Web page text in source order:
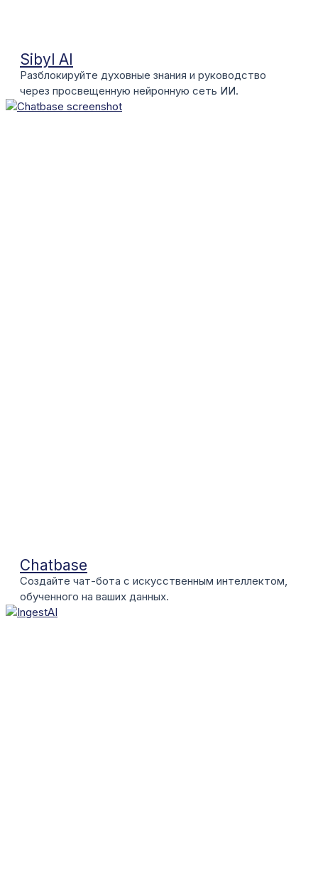
Sibyl AI
Разблокируйте духовные знания и руководство
через просвещенную нейронную сеть ИИ.
Chatbase
Создайте чат-бота с искусственным интеллектом,
обученного на ваших данных.